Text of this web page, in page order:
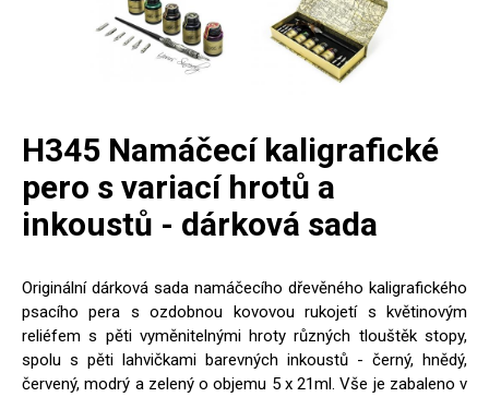
H345 Namáčecí kaligrafické
pero s variací hrotů a
inkoustů - dárková sada
Originální dárková sada namáčecího dřevěného kaligrafického
psacího pera s ozdobnou kovovou rukojetí s květinovým
reliéfem s pěti vyměnitelnými hroty různých tlouštěk stopy,
spolu s pěti lahvičkami barevných inkoustů - černý, hnědý,
červený, modrý a zelený o objemu 5 x 21ml. Vše je zabaleno v